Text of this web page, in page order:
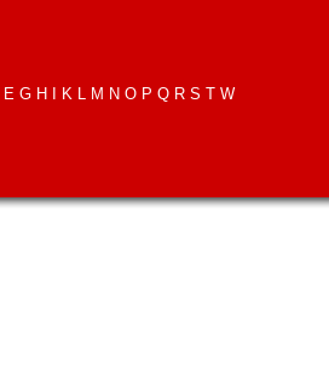
E G H K L M N O P Q R S T W